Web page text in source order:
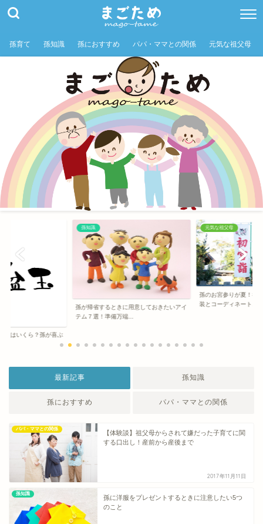
孫育て 孫知識 孫におすすめ パパ・ママとの関係 元気な祖父母
場はいくら？孫が喜ぶ
孫知識
孫が帰省するときに用意しておきたいアイ
テム７選！準備万端...
元気な祖父母
孫のお宮参りが夏！祖
装とコーディネート...
最新記事 孫知識
孫におすすめ パパ・ママとの関係
パパ・ママとの関係
【体験談】祖父母からされて嫌だった子育てに関
する口出し！産前から産後まで
2017年11月11日
孫知識
孫に洋服をプレゼントするときに注意したい5つ
のこと